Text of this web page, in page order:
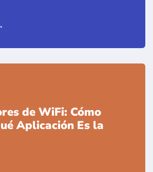
de WiFi: Cómo
Aplicación Es la